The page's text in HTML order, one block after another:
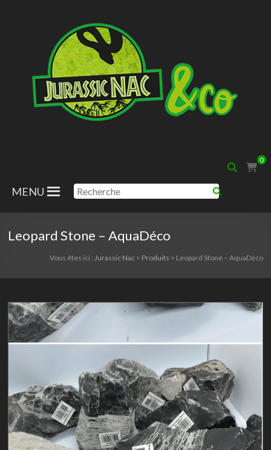
Nac
0
MENU
Leopard Stone – AquaDéco
Vous êtes ici : Jurassic Nac> Produits > Leopard Stone – AquaDéco